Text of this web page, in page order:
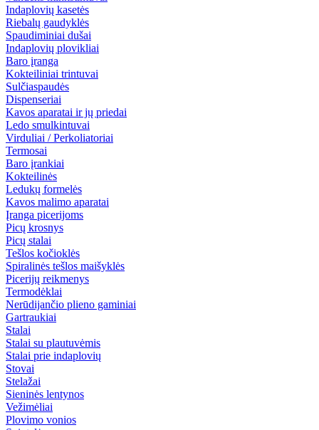
Indaplovių kasetės
Riebalų gaudyklės
Spaudiminiai dušai
Indaplovių plovikliai
Baro įranga
Kokteiliniai trintuvai
Sulčiaspaudės
Dispenseriai
Kavos aparatai ir jų priedai
Ledo smulkintuvai
Virduliai / Perkoliatoriai
Termosai
Baro įrankiai
Kokteilinės
Ledukų formelės
Kavos malimo aparatai
Įranga picerijoms
Picų krosnys
Picų stalai
Tešlos kočioklės
Spiralinės tešlos maišyklės
Picerijų reikmenys
Termodėklai
Nerūdijančio plieno gaminiai
Gartraukiai
Stalai
Stalai su plautuvėmis
Stalai prie indaplovių
Stovai
Stelažai
Sieninės lentynos
Vežimėliai
Plovimo vonios